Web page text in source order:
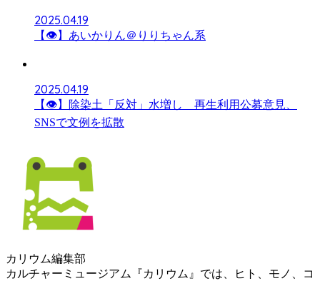
2025.04.19
【👁】あいかりん＠りりちゃん系
2025.04.19
【👁】除染土「反対」水増し 再生利用公募意見、
SNSで文例を拡散
カリウム編集部
カルチャーミュージアム『カリウム』では、ヒト、モノ、コ